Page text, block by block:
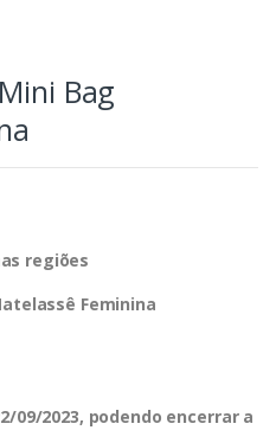
Bag
regiões
Feminina
09/2023, podendo encerrar a